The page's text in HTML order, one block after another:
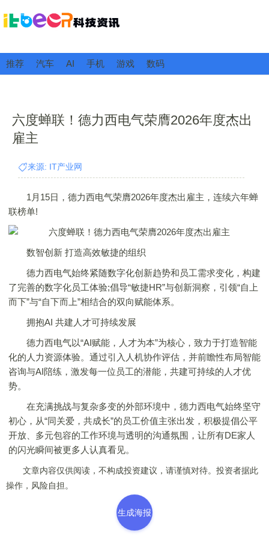
推荐 汽车 AI 手机 游戏 数码
六度蝉联！德力西电气荣膺2026年度杰出
雇主
来源: IT产业网
1月15日，德力西电气荣膺2026年度杰出雇主，连续六年蝉
联榜单!
数智创新 打造高效敏捷的组织
德力西电气始终紧随数字化创新趋势和员工需求变化，构建
了完善的数字化员工体验;倡导“敏捷HR”与创新洞察，引领“自上
而下”与“自下而上”相结合的双向赋能体系。
拥抱AI 共建人才可持续发展
德力西电气以“AI赋能，人才为本”为核心，致力于打造智能
化的人力资源体验。通过引入人机协作评估，并前瞻性布局智能
咨询与AI陪练，激发每一位员工的潜能，共建可持续的人才优
势。
在充满挑战与复杂多变的外部环境中，德力西电气始终坚守
初心，从“同关爱，共成长”的员工价值主张出发，积极提倡公平
开放、多元包容的工作环境与透明的沟通氛围，让所有DE家人
的闪光瞬间被更多人认真看见。
文章内容仅供阅读，不构成投资建议，请谨慎对待。投资者据此
操作，风险自担。
生成海报